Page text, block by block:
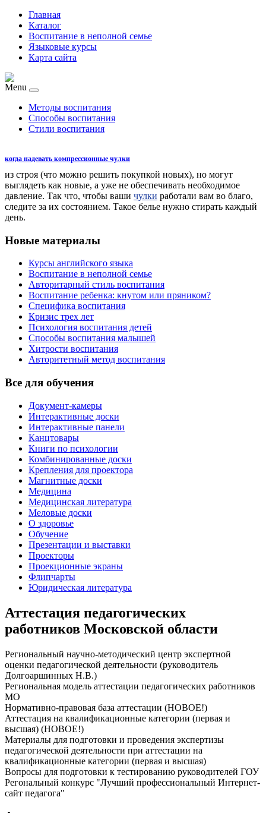
Главная
Каталог
Воспитание в неполной семье
Языковые курсы
Карта сайта
Menu
Методы воспитания
Способы воспитания
Стили воспитания
когда надевать компрессионные чулки
из строя (что можно решить покупкой новых), но могут
выглядеть как новые, а уже не обеспечивать необходимое
давление. Так что, чтобы ваши чулки работали вам во благо,
следите за их состоянием. Такое белье нужно стирать каждый
день.
Новые материалы
Курсы английского языка
Воспитание в неполной семье
Авторитарный стиль воспитания
Воспитание ребенка: кнутом или пряником?
Специфика воспитания
Кризис трех лет
Психология воспитания детей
Способы воспитания малышей
Хитрости воспитания
Авторитетный метод воспитания
Все для обучения
Документ-камеры
Интерактивные доски
Интерактивные панели
Канцтовары
Книги по психологии
Комбинированные доски
Крепления для проектора
Магнитные доски
Медицина
Медицинская литература
Меловые доски
О здоровье
Обучение
Презентации и выставки
Проекторы
Проекционные экраны
Флипчарты
Юридическая литература
Аттестация педагогических
работников Московской области
Региональный научно-методический центр экспертной
оценки педагогической деятельности (руководитель
Долгоаршинных Н.В.)
Региональная модель аттестации педагогических работников
МО
Нормативно-правовая база аттестации (НОВОЕ!)
Аттестация на квалификационные категории (первая и
высшая) (НОВОЕ!)
Материалы для подготовки и проведения экспертизы
педагогической деятельности при аттестации на
квалификационные категории (первая и высшая)
Вопросы для подготовки к тестированию руководителей ГОУ
Регональный конкурс "Лучший профессиональный Интернет-
сайт педагога"